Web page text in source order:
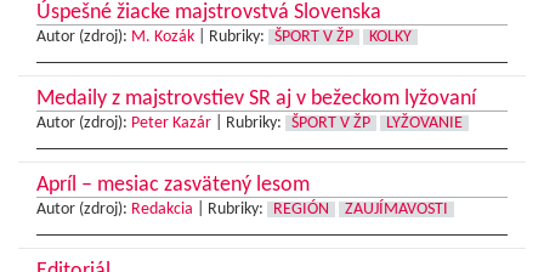
Úspešné žiacke majstrovstvá Slovenska
Autor (zdroj): M. Kozák Rubriky: ŠPORT V ŽP KOLKY
Medaily z majstrovstiev SR aj v bežeckom lyžovaní
Autor (zdroj): Peter Kazár Rubriky: ŠPORT V ŽP LYŽOVANIE
Apríl – mesiac zasvätený lesom
Autor (zdroj): Redakcia Rubriky: REGIÓN ZAUJÍMAVOSTI